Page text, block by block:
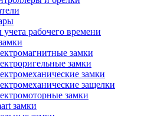
рабочего времени
замки
замки
замки
защелки
замки
замки